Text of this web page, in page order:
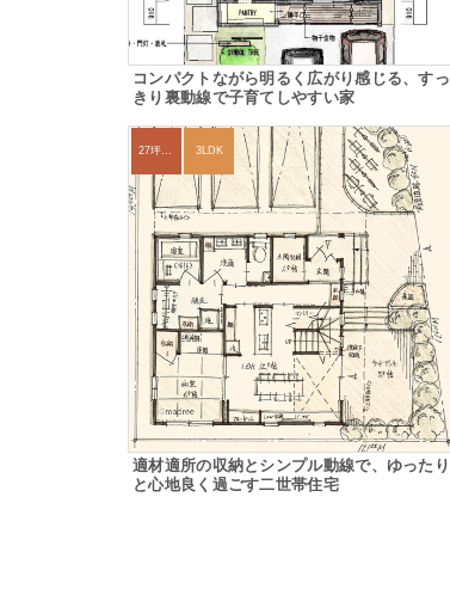
コンパクトながら明るく広がり感じる、すっ
きり裏動線で子育てしやすい家
27坪〜30坪 3LDK
適材適所の収納とシンプル動線で、ゆったり
と心地良く過ごす二世帯住宅